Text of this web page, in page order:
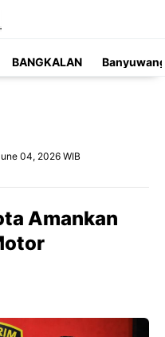
BANGKALAN
04, 2026 WIB
Amankan